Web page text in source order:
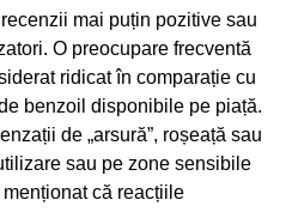
mai puțin pozitive sau
O preocupare frecventă
ridicat în comparație cu
benzoil disponibile pe piață.
de „arsură”, roșeață sau
sau pe zone sensibile
că reacțiile